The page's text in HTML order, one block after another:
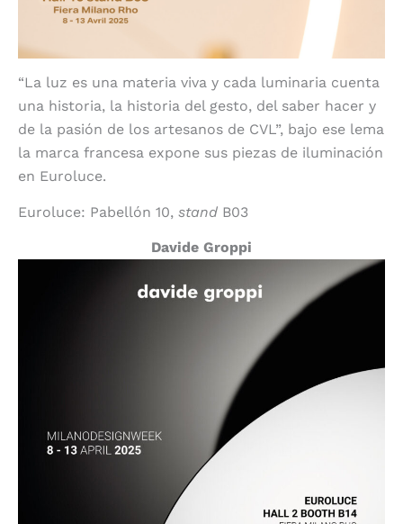
“La luz es una materia viva y cada luminaria cuenta
una historia, la historia del gesto, del saber hacer y
de la pasión de los artesanos de CVL”, bajo ese lema
la marca francesa expone sus piezas de iluminación
en Euroluce.
Euroluce: Pabellón 10, stand B03
Davide Groppi